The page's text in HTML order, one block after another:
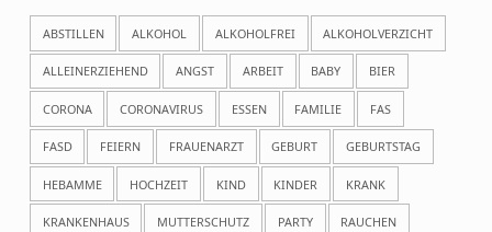
ABSTILLEN ALKOHOL ALKOHOLFREI ALKOHOLVERZICHT
ALLEINERZIEHEND ANGST ARBEIT BABY BIER
CORONA CORONAVIRUS ESSEN FAMILIE FAS
FASD FEIERN FRAUENARZT GEBURT GEBURTSTAG
HEBAMME HOCHZEIT KIND KINDER KRANK
KRANKENHAUS MUTTERSCHUTZ PARTY RAUCHEN